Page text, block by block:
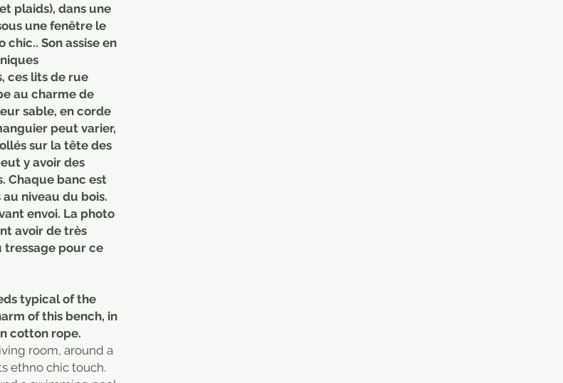
plaids), dans une
une fenêtre le
Son assise en
ces lits de rue
au charme de
sable, en corde
peut varier,
sur la tête des
y avoir des
Chaque banc est
niveau du bois.
envoi. La photo
avoir de très
tressage pour ce
typical of the
of this bench, in
cotton rope.
room, around a
ethno chic touch.